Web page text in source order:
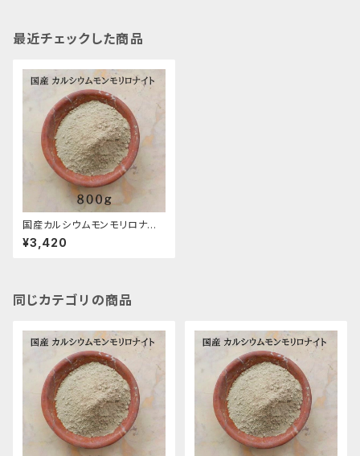
最近チェックした商品
国産カルシウムモンモリロナイト
（カルシウムベントナイト）粉末/
800g
¥3,420
同じカテゴリの商品